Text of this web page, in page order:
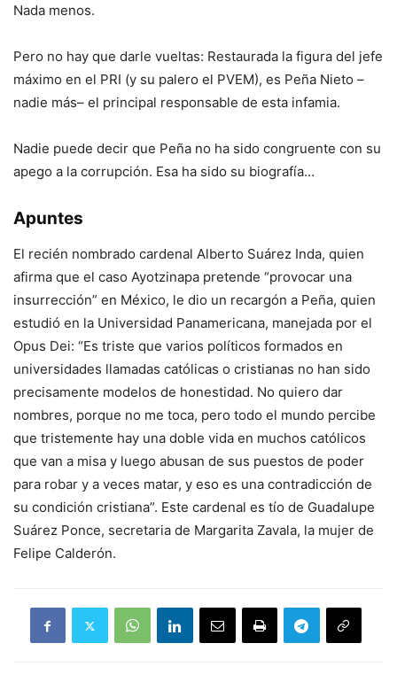
Nada menos.
Pero no hay que darle vueltas: Restaurada la figura del jefe
máximo en el PRI (y su palero el PVEM), es Peña Nieto –
nadie más– el principal responsable de esta infamia.
Nadie puede decir que Peña no ha sido congruente con su
apego a la corrupción. Esa ha sido su biografía…
Apuntes
El recién nombrado cardenal Alberto Suárez Inda, quien
afirma que el caso Ayotzinapa pretende “provocar una
insurrección” en México, le dio un recargón a Peña, quien
estudió en la Universidad Panamericana, manejada por el
Opus Dei: “Es triste que varios políticos formados en
universidades llamadas católicas o cristianas no han sido
precisamente modelos de honestidad. No quiero dar
nombres, porque no me toca, pero todo el mundo percibe
que tristemente hay una doble vida en muchos católicos
que van a misa y luego abusan de sus puestos de poder
para robar y a veces matar, y eso es una contradicción de
su condición cristiana”. Este cardenal es tío de Guadalupe
Suárez Ponce, secretaria de Margarita Zavala, la mujer de
Felipe Calderón.